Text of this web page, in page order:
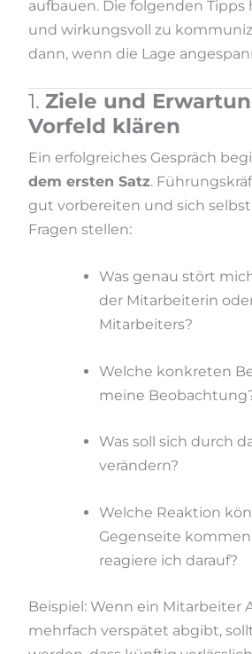
aufbauen. Die folgenden Tipps
und wirkungsvoll zu
dann, wenn die Lage
1. Ziele und
Vorfeld klären
Ein erfolgreiches Gespräch
dem ersten Satz.
gut vorbereiten und sich
Fragen stellen:
Was genau stört
der Mitarbeiterin
Mitarbeiters?
Welche konkreten
meine
Was soll sich durch
verändern?
Welche Reaktion
Gegenseite
reagiere ich darauf?
Beispiel: Wenn ein Mitarbeiter
mehrfach verspätet abgibt,